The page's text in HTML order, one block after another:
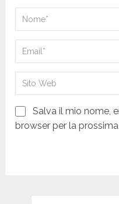
Salva il mio nome,
browser per la